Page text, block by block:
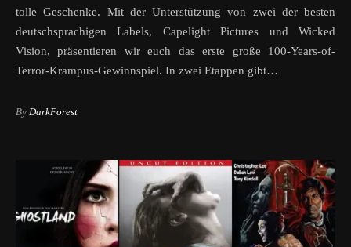
tolle Geschenke. Mit der Unterstützung von zwei der besten
deutschsprachigen Labels, Capelight Pictures und Wicked
Vision, präsentieren wir euch das erste große 100-Years-of-
Terror-Krampus-Gewinnspiel. In zwei Etappen gibt…
By DarkForest